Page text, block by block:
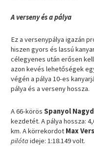
A verseny és a pálya
Ez a versenypálya igazán
hiszen gyors és lassú
célegyenes után erősen
azon kevés lehetőségek
végén a pálya 10-es
pálya és a verseny hossza.
A 66-körösSpanyol
kezdetét. A pálya hossza:
km. A körrekordot Max
pilótaideje: 1:18.149 volt.